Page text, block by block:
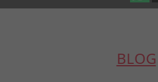
BLOG